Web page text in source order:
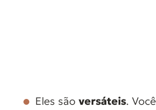
Eles são versáteis.